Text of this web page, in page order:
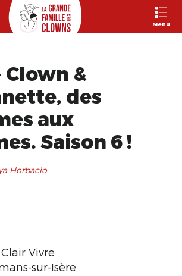
Menu
Clown &
des
aux
Saison 6 !
Horbacio
Vivre
sur-Isère